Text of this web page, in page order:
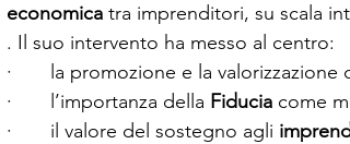
economica tra imprenditori, su scala
. Il suo intervento ha messo al centro:
·       la promozione e la valorizzazione
·       l’importanza della Fiducia come
·       il valore del sostegno agli